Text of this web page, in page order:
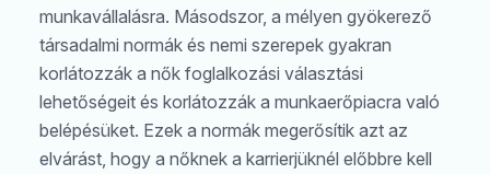
munkavállalásra. Másodszor, a mélyen gyökerező
társadalmi normák és nemi szerepek gyakran
korlátozzák a nők foglalkozási választási
lehetőségeit és korlátozzák a munkaerőpiacra való
belépésüket. Ezek a normák megerősítik azt az
elvárást, hogy a nőknek a karrierjüknél előbbre kell